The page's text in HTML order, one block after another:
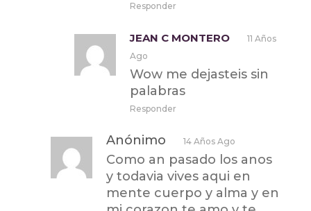
Responder
JEAN C MONTERO
11 Años
Ago
Wow me dejasteis sin
palabras
Responder
Anónimo 14 Años Ago
Como an pasado los anos
y todavia vives aqui en
mente cuerpo y alma y en